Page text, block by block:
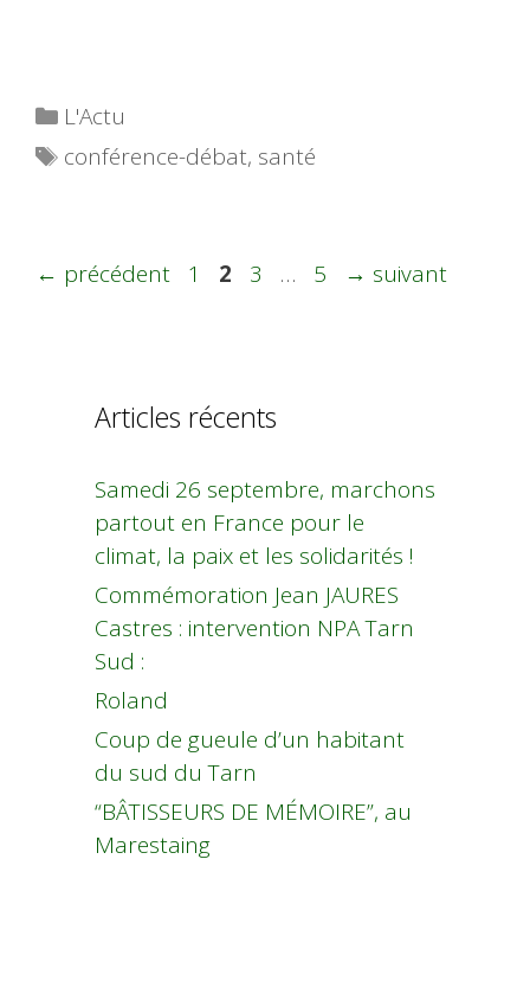
Catégories
L'Actu
Étiquettes
conférence-débat, santé
← précédent Page
1 Page
2 Page
3 … Page
5 → suivant
Articles récents
Samedi 26 septembre, marchons
partout en France pour le
climat, la paix et les solidarités !
Commémoration Jean JAURES
Castres : intervention NPA Tarn
Sud :
Roland
Coup de gueule d’un habitant
du sud du Tarn
“BÂTISSEURS DE MÉMOIRE”, au
Marestaing